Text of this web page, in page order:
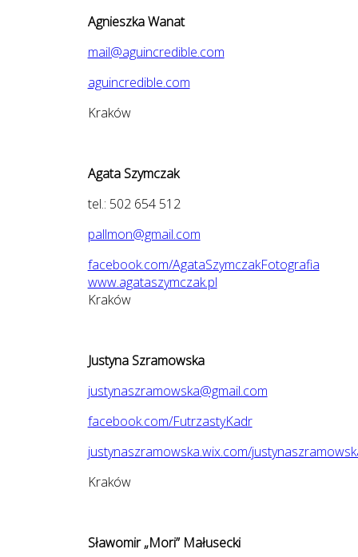
Agnieszka Wanat
mail@aguincredible.com
aguincredible.com
Kraków
Agata Szymczak
tel.: 502 654 512
pallmon@gmail.com
facebook.com/AgataSzymczakFotografia
www.agataszymczak.pl
Kraków
Justyna Szramowska
justynaszramowska@gmail.com
facebook.com/FutrzastyKadr
justynaszramowska.wix.com/
Kraków
Sławomir „Mori” Małusecki